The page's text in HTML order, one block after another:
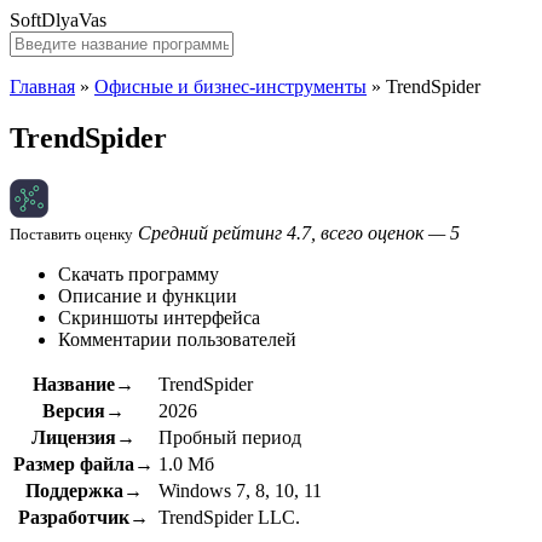
SoftDlyaVas
Главная » Офисные и бизнес-инструменты » TrendSpider
TrendSpider
Поставить оценку Средний рейтинг 4.7, всего оценок — 5
Скачать программу
Описание и функции
Скриншоты интерфейса
Комментарии пользователей
Название→
TrendSpider
Версия→
2026
Лицензия→
Пробный период
Размер файла→ 1.0 Мб
Поддержка→
Windows 7, 8, 10, 11
Разработчик→
TrendSpider LLC.